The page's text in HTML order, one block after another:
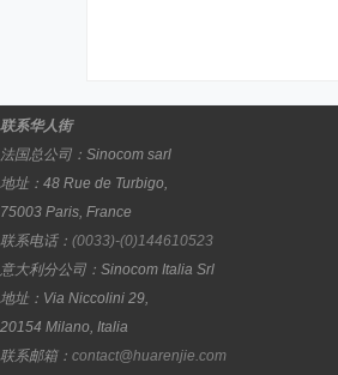
联系华人街
法国总公司： Sinocom sarl
地址： 48 Rue de Turbigo,
75003 Paris, France
联系电话： (0033)-(0)144610523
意大利分公司： Sinocom Italia Srl
地址： Via Niccolini 29,
20154 Milano, Italia
联系邮箱： contact@huarenjie.com